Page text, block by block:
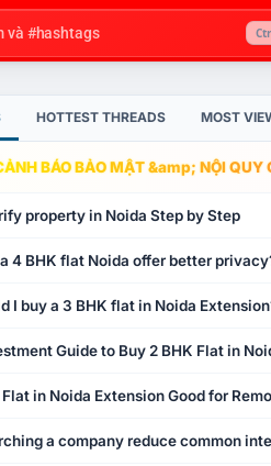
HOTTEST THREADS MOST
BÁO BẢO MẬT &amp; NỘI QUY
property in Noida Step by Step
4 BHK flat Noida offer better
I buy a 3 BHK flat in Noida
Guide to Buy 2 BHK Flat in
Flat in Noida Extension Good for
a company reduce common